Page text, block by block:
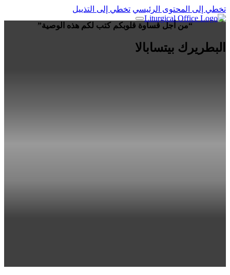
تخطي إلى المحتوى الرئيسي تخطي إلى التذييل
“من أجل قساوة قلوبكم كتب لكم هذه الوصية”
البطريرك بيتسابالا